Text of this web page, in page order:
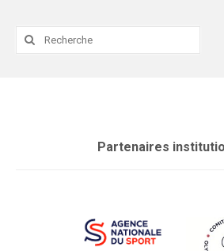
Rechercher
Partenaires